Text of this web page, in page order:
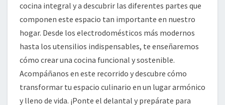
cocina integral y a descubrir las diferentes partes que
componen este espacio tan importante en nuestro
hogar. Desde los electrodomésticos más modernos
hasta los utensilios indispensables, te enseñaremos
cómo crear una cocina funcional y sostenible.
Acompáñanos en este recorrido y descubre cómo
transformar tu espacio culinario en un lugar armónico
y lleno de vida. ¡Ponte el delantal y prepárate para